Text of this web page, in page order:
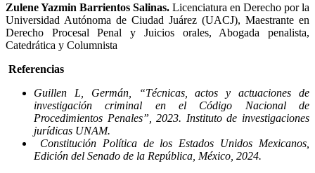
Zulene Yazmin Barrientos Salinas. Licenciatura en Derecho por la
Universidad Autónoma de Ciudad Juárez (UACJ), Maestrante en
Derecho Procesal Penal y Juicios orales, Abogada penalista,
Catedrática y Columnista
Referencias
Guillen L, Germán, “Técnicas, actos y actuaciones de
investigación criminal en el Código Nacional de
Procedimientos Penales”, 2023. Instituto de investigaciones
jurídicas UNAM.
Constitución Política de los Estados Unidos Mexicanos,
Edición del Senado de la República, México, 2024.